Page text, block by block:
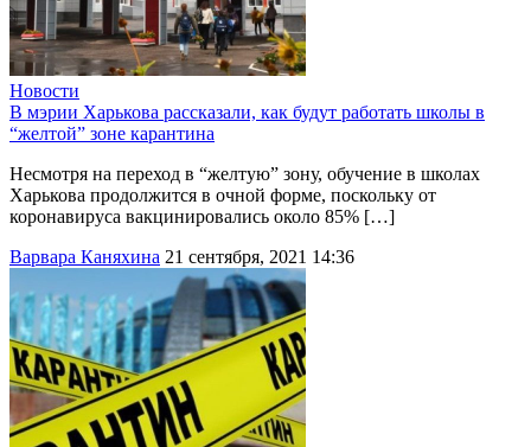
Новости
В мэрии Харькова рассказали, как будут работать школы в
“желтой” зоне карантина
Несмотря на переход в “желтую” зону, обучение в школах
Харькова продолжится в очной форме, поскольку от
коронавируса вакцинировались около 85% […]
Варвара Каняхина 21 сентября, 2021 14:36